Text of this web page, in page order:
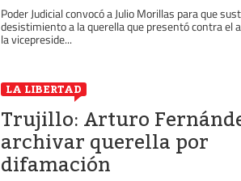
Poder Judicial convocó a Julio Morillas para que
desistimiento a la querella que presentó contra el
la vicepreside...
LA LIBERTAD
Trujillo: Arturo
archivar querella por
difamación